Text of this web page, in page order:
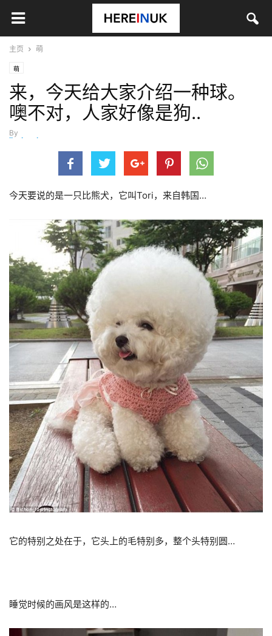
主页 萌
萌
来，今天给大家介绍一种球。
噢不对，人家好像是狗..
By
jinyingying
今天要说的是一只比熊犬，它叫Tori，来自韩国…
它的特别之处在于，它头上的毛特别多，整个头特别圆…
睡觉时候的画风是这样的…